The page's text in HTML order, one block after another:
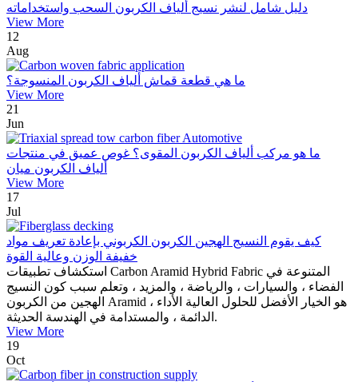
دليل شامل لنشر نسيج ألياف الكربون السحب واستخداماته
View More
12
Aug
ما هي قطعة قماش ألياف الكربون المنسوجة؟
View More
21
Jun
ما هو مركب ألياف الكربون المقوى؟ غوص عميق في منتجات
ألياف الكربون ميان
View More
17
Jul
كيف يقوم النسيج الهجين الكربون الكربوني بإعادة تعريف مواد
خفيفة الوزن وعالية القوة
استكشاف تطبيقات Carbon Aramid Hybrid Fabric المتنوعة في
الفضاء ، والسيارات ، والرياضة ، والمزيد ، وتعلم سبب كون النسيج
الهجين من الكربون Aramid هو الخيار الأفضل للحلول العالية الأداء ،
الدائمة ، والمستدامة في الهندسة الحديثة.
View More
19
Oct